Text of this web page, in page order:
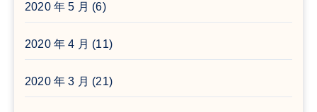
2020 年 5 月 (6)
2020 年 4 月 (11)
2020 年 3 月 (21)